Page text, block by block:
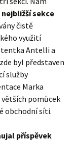
sekce
čistě
využití
Antelli a
byl představen
služby
Marka
pomůcek
obchodní síti.
příspěvek